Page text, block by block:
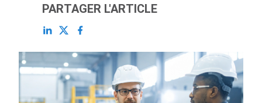
PARTAGER L'ARTICLE